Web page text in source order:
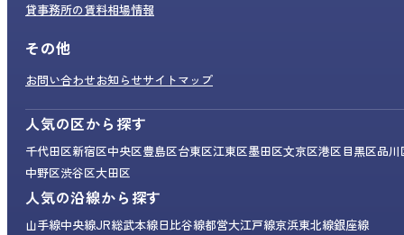
貸事務所の賃料相場情報
その他
お問い合わせお知らせサイトマップ
人気の区から探す
千代田区新宿区中央区豊島区台東区江東区墨田区文京区港区目黒区品川
中野区渋谷区大田区
人気の沿線から探す
山手線中央線JR総武本線日比谷線都営大江戸線京浜東北線銀座線